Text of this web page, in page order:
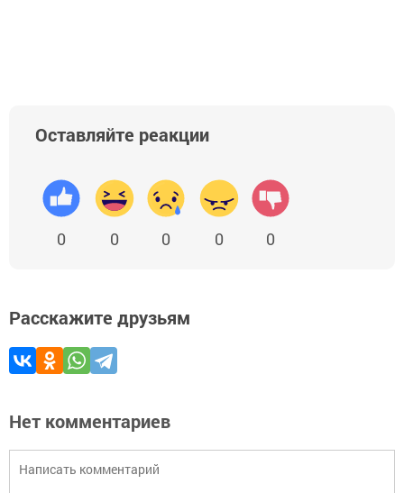
Оставляйте реакции
0 0 0 0 0
Расскажите друзьям
Нет комментариев